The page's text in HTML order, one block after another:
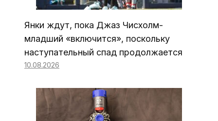
Янки ждут, пока Джаз Чисхолм-
младший «включится», поскольку
наступательный спад продолжается
10.08.2026